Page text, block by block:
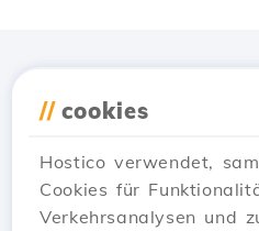
// cookies
Hostico verwendet,
Cookies für
Verkehrsanalysen und